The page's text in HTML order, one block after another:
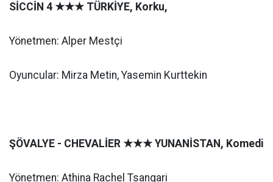
SİCCİN 4 ★★★ TÜRKİYE, Korku,
Yönetmen: Alper Mestçi
Oyuncular: Mirza Metin, Yasemin Kurttekin
ŞÖVALYE - CHEVALİER ★★★ YUNANİSTAN, Komedi
Yönetmen: Athina Rachel Tsangari